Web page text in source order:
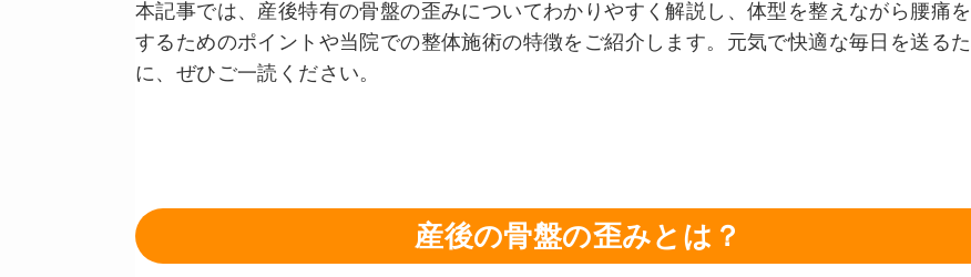
本記事では、産後特有の骨盤の歪みについてわかりやすく解説し、体型を整えながら腰痛
するためのポイントや当院での整体施術の特徴をご紹介します。元気で快適な毎日を送る
に、ぜひご一読ください。
産後の骨盤の歪みとは？